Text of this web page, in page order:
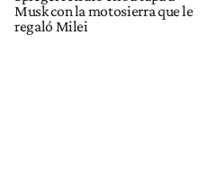
Musk con la motosierra que le
regaló Milei